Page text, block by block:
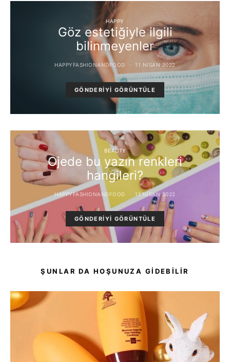
HAPPY
Göz estetiğiyle ilgili
bilinmeyenler
HAPPYFASHIONANDFOOD 11 NISAN 2022
GÖNDERIYI GÖRÜNTÜLE
BEAUTY
Ojede bu yazın renkleri
hangileri?
HAPPYFASHIONANDFOOD 11 NISAN 2022
GÖNDERIYI GÖRÜNTÜLE
ŞUNLAR DA HOŞUNUZA GIDEBILIR